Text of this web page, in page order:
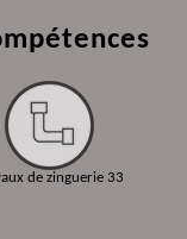
de zinguerie 33